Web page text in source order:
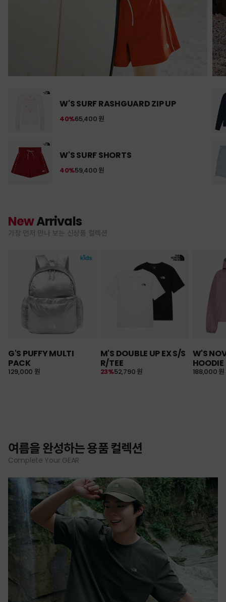
W'S SURF RASHGUARD ZIP UP
65,400 원
40%
W'S SURF SHORTS
59,400 원
40%
NewArrivals
가장 먼저 만나 보는 신상품 컬렉션
G'S PUFFY MULTI
PACK
129,000 원
M'S DOUBLE UP EX S/S
R/TEE
52,790 원
23%
W'S
HOODIE
188,000 원
여름을 완성하는 용품 컬렉션
Complete Your GEAR